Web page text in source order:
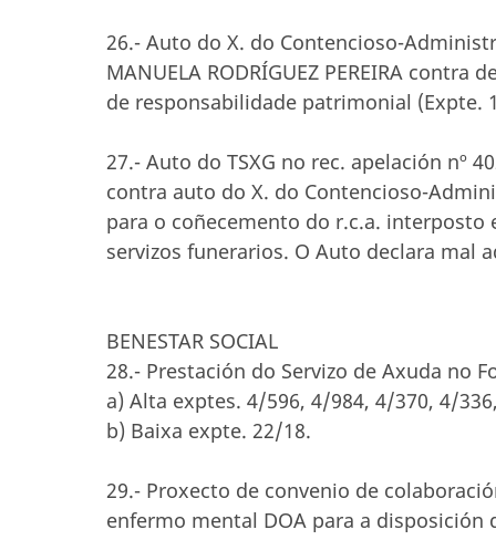
26.- Auto do X. do Contencioso-
MANUELA RODRÍGUEZ PEREIRA
de responsabilidade patrimonial (Expte.
27.- Auto do TSXG no rec. apelación nº
contra auto do X. do Contencioso-
para o coñecemento do r.c.a.
servizos funerarios. O Auto declara mal
BENESTAR SOCIAL
28.- Prestación do Servizo de Axuda no
a) Alta exptes. 4/596, 4/984, 4/370, 4/
b) Baixa expte. 22/18.
29.- Proxecto de convenio de
enfermo mental DOA para a